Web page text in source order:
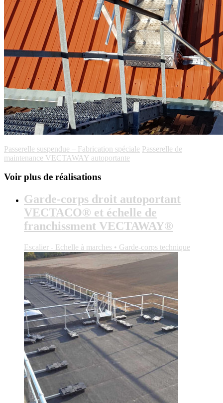
Passerelle suspendue – Fabrication spéciale Passerelle de
maintenance VECTAWAY autoportante
Voir plus de réalisations
Garde-corps droit autoportant
VECTACO® et échelle de
franchissment VECTAWAY®
Escalier - Echelle à marches • Garde-corps technique